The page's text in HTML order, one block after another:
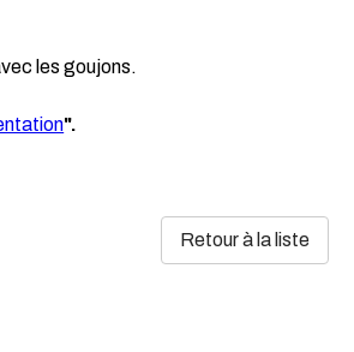
les goujons.
".
Retour à la liste